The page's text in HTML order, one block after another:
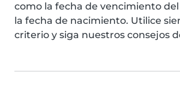
como la fecha de vencimiento
la fecha de nacimiento. Utilice
criterio y siga nuestros consejos